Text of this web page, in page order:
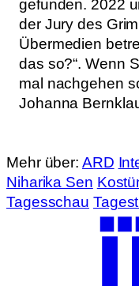
gefunden. 2022
der Jury des
Übermedien
das so?“. Wenn
mal nachgehen
Johanna
Mehr über: ARD
Niharika Sen
Tagesschau